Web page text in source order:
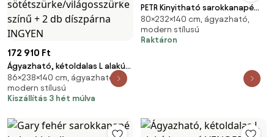
172 910 Ft
Ágyazható, kétoldalas L alakú
kanapé VALERIO 238x140 cm,
sötétszürke/világosszürke
színű + 2 db díszpárna INGYEN
86×238×140 cm, ágyazható,
modern stílusú
Kiszállítás 3 hét múlva
PETR Kinyitható sarokkanapé
Fekete/krém
80×232×140 cm, ágyazható,
modern stílusú
Raktáron